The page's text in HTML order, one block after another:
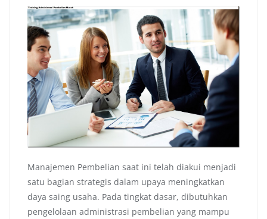
Manajemen Pembelian saat ini telah diakui menjadi
satu bagian strategis dalam upaya meningkatkan
daya saing usaha. Pada tingkat dasar, dibutuhkan
pengelolaan administrasi pembelian yang mampu